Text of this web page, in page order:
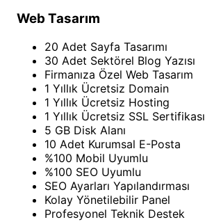
Web Tasarım
20 Adet Sayfa Tasarımı
30 Adet Sektörel Blog Yazısı
Firmanıza Özel Web Tasarım
1 Yıllık Ücretsiz Domain
1 Yıllık Ücretsiz Hosting
1 Yıllık Ücretsiz SSL Sertifikası
5 GB Disk Alanı
10 Adet Kurumsal E-Posta
%100 Mobil Uyumlu
%100 SEO Uyumlu
SEO Ayarları Yapılandırması
Kolay Yönetilebilir Panel
Profesyonel Teknik Destek